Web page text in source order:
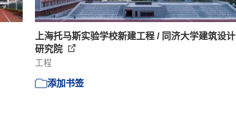
上海托马斯实验学校新建工程 / 同济大学建筑设计
研究院
工程
添加书签